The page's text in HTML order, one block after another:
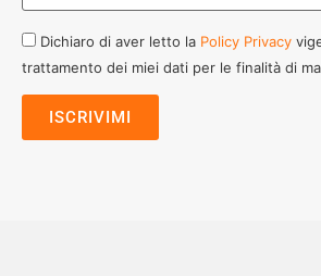
Dichiaro di aver letto la Policy Privacy
trattamento dei miei dati per le finalità di